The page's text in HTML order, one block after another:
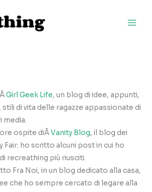
Girl Geek Life, un blog di idee, appunti,
di vita delle ragazze appassionate di
media.
ospite diÂVanity Blog, il blog dei
Fair: ho scritto alcuni post in cui ho
recreathing più riusciti.
Fra Noi, in un blog dedicato alla casa,
che ho sempre cercato di legare alla